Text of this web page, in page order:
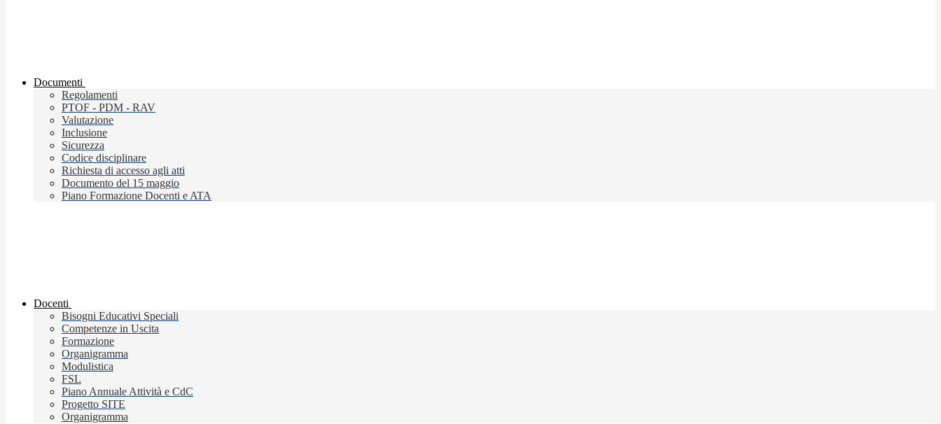
Documenti
Regolamenti
PTOF - PDM - RAV
Valutazione
Inclusione
Sicurezza
Codice disciplinare
Richiesta di accesso agli atti
Documento del 15 maggio
Piano Formazione Docenti e ATA
Docenti
Bisogni Educativi Speciali
Competenze in Uscita
Formazione
Organigramma
Modulistica
FSL
Piano Annuale Attività e CdC
Progetto SITE
Organigramma